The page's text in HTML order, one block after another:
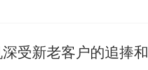
深受新老客户的追捧